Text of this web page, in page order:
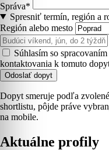
Správa*
Spresniť termín, región a
Región alebo mesto
Súhlasím so
kontaktovania k tomuto
Odoslať dopyt
Dopyt smeruje podľa
shortlistu, pôjde práve
na mobile.
Aktuálne profily